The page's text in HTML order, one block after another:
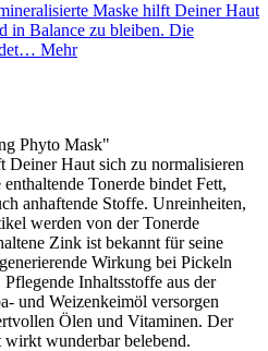
Maske hilft Deiner Haut
in Balance zu bleiben. Die
Mehr
Phyto Mask"
Deiner Haut sich zu normalisieren
Tonerde bindet Fett,
anhaftende Stoffe. Unreinheiten,
werden von der Tonerde
Zink ist bekannt für seine
Wirkung bei Pickeln
Inhaltsstoffe aus der
und Weizenkeimöl versorgen
Ölen und Vitaminen. Der
wunderbar belebend.